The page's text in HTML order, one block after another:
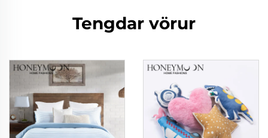
Tengdar vörur